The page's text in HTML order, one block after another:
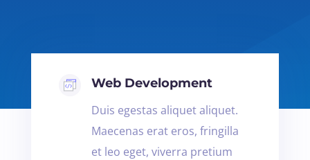
Web Development
Duis egestas aliquet aliquet.
Maecenas erat eros, fringilla
et leo eget, viverra pretium